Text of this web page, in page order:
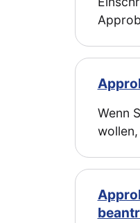
Wenn